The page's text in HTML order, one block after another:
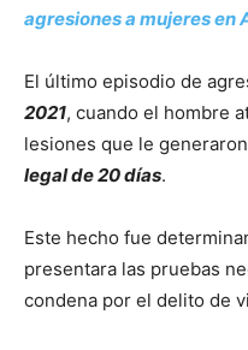
agresiones a mujeres en
El último episodio de
2021, cuando el hombre
lesiones que le generaron
legal de 20 días.
Este hecho fue
presentara las pruebas
condena por el delito de